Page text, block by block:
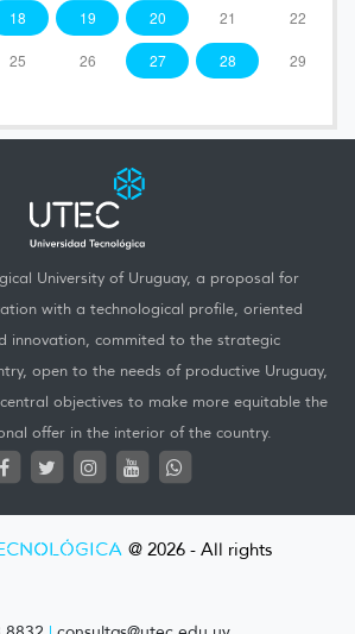
18 19 20 21 22
25 26 27 28 29
University of Uruguay, a proposal for
with a technological profile, oriented
innovation, commited to the strategic
open to the needs of productive Uruguay,
objectives to make more equitable the
offer in the interior of the country.
@ 2026 - All rights